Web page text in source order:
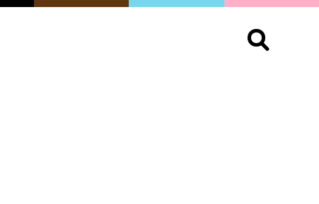
Buscar: